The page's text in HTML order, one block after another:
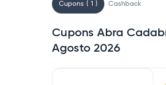
Cupons ( 1 ) Cashback
Cupons Abra
Agosto 2026